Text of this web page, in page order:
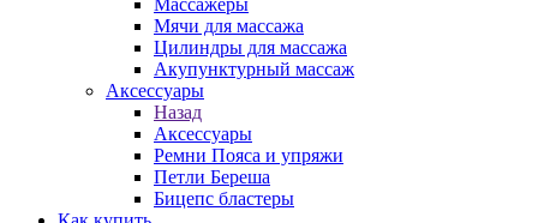
Массажеры
Мячи для массажа
Цилиндры для массажа
Акупунктурный массаж
Аксессуары
Назад
Аксессуары
Ремни Пояса и упряжи
Петли Береша
Бицепс бластеры